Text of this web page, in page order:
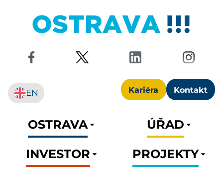
Kariéra Kontakt
EN
OSTRAVA
ÚŘAD
INVESTOR
PROJEKTY